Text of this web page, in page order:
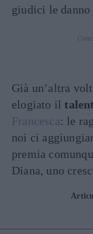
giudici le
Già un’altra
elogiato il
Francesca: le
noi ci
premia
Diana, uno